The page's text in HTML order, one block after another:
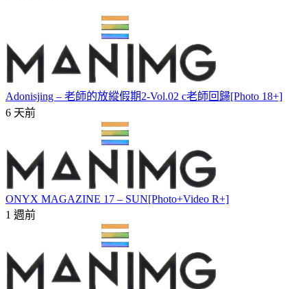
Adonisjing – 老師的放縱假期2-Vol.02 c老師回歸[Photo 18+]
6 天前
ONYX MAGAZINE 17 – SUN[Photo+Video R+]
1 週前